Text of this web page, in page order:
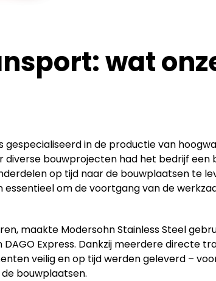
wat
gespecialiseerd in de productie van
diverse bouwprojecten had het bedrijf een
op tijd naar de bouwplaatsen te
essentieel om de voortgang van de
maakte Modersohn Stainless Steel
Express. Dankzij meerdere directe
veilig en op tijd werden geleverd –
bouwplaatsen.